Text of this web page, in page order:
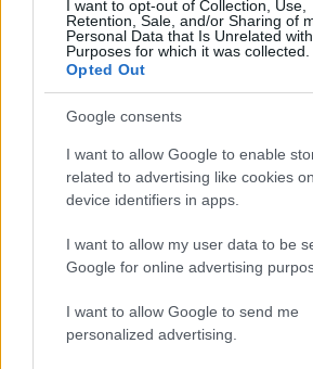
I want to opt-out of Collection, Use,
Retention, Sale, and/or Sharing of
Personal Data that Is Unrelated
Purposes for which it was collected.
Opted Out
Google consents
I want to allow Google to enable
related to advertising like cookies
device identifiers in apps.
I want to allow my user data to be
Google for online advertising
I want to allow Google to send me
personalized advertising.
E BURAZ